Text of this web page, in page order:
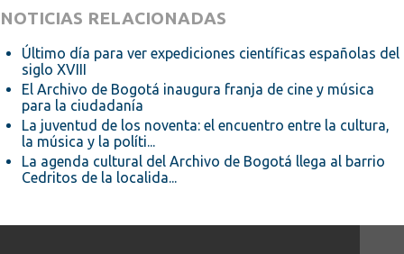
NOTICIAS RELACIONADAS
Último día para ver expediciones científicas españolas del
siglo XVIII
El Archivo de Bogotá inaugura franja de cine y música
para la ciudadanía
La juventud de los noventa: el encuentro entre la cultura,
la música y la políti...
La agenda cultural del Archivo de Bogotá llega al barrio
Cedritos de la localida...